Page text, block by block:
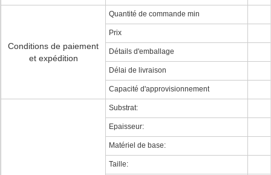
Conditions de paiement
et expédition
Quantité de commande min
Prix
Détails d'emballage
Délai de livraison
Capacité d'approvisionnement
Substrat:
Epaisseur:
Matériel de base:
Taille: